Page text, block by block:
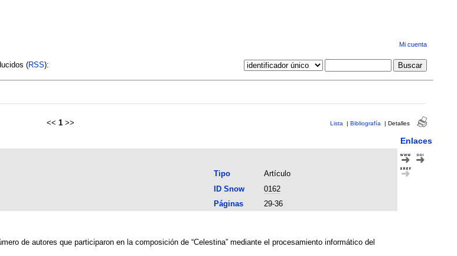
Mi cuenta
(RSS):
<< 1 >> Lista | Bibliografía | Detalles
Enlaces
Tipo
Artículo
ID Snow
0162
Páginas
29-36
de autores que participaron en la composición de “Celestina” mediante el procesamiento informático del